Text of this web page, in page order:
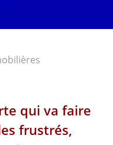
qui va faire
frustrés,